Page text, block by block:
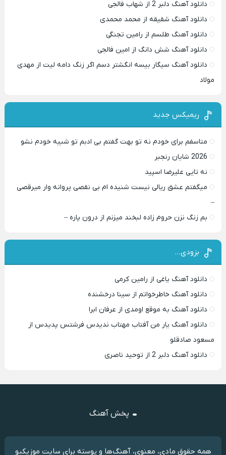
دانلود آهنگ دلبر 2 از شهاب فالجی
دانلود آهنگ شقیقه از محمد محمدی
دانلود آهنگ طلسم از رامین تجنگی
دانلود آهنگ شش دانگ از امین فالجی
دانلود آهنگ سیگار بیسه انگشتر دسم اگر زنگ دامه لیت از مهدی
مولاد
ریمیکس جدید
متاسفم برای خودم نه تو بهت گفتم بی ادبم تو شبیه خودم نشو ‌ ‌
2026 شایان رنجبر
نه تایی علیرضا اسپید
میگفتم عشق ریالی نیست شنیده ام بی نقصی پروانه وار میرقصی
–
بم زنگ نزن حروم زاده لبخند میزنم از درون پاره –
بزودی…
دانلود آهنگ یاغی از رامین کرمی
دانلود آهنگ خاطرخواتم از سینا درخشنده
دانلود آهنگ به موقع اومدی از عرفان ابرا
دانلود آهنگ یار من آفتاب مهتاب ندیدس فرشتس پدیدس از
مسعود صادقلو
دانلود آهنگ دلبر 2 از توحید ناصری
پخش آهنگ
همه حقوق مادی، معنوی، آهنگ‌ها و پوسته برای سایت موزیکیو